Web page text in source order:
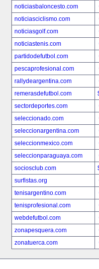
noticiasbaloncesto.com
noticiasciclismo.com
noticiasgolf.com
noticiastenis.com
partidodefutbol.com
pescaprofesional.com
rallydeargentina.com
remerasdefutbol.com
sectordeportes.com
seleccionado.com
seleccionargentina.com
seleccionmexico.com
seleccionparaguaya.com
sociosclub.com
surfistas.org
tenisargentino.com
tenisprofesional.com
webdefutbol.com
zonapesquera.com
zonatuerca.com